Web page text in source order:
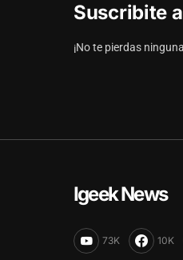
Suscribite
¡No te pierdas
Igeek News
73K 10K